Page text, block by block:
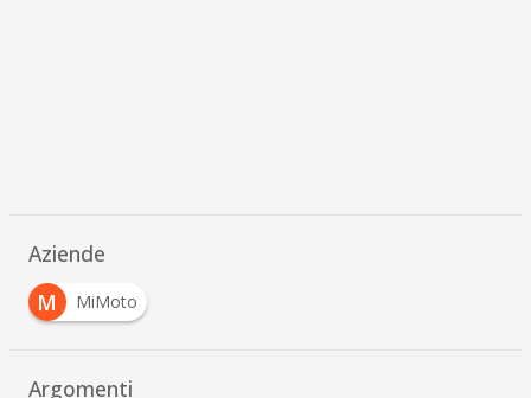
Aziende
M
MiMoto
Argomenti